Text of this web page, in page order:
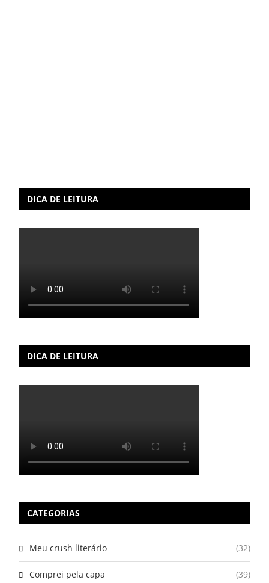
DICA DE LEITURA
DICA DE LEITURA
CATEGORIAS
Meu crush literário (32)
Comprei pela capa (39)